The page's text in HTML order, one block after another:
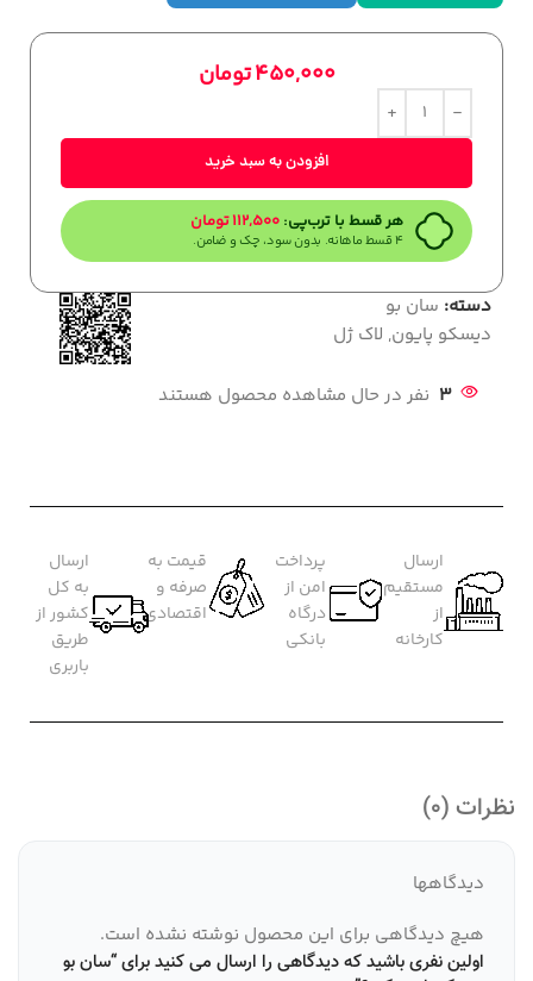
450,000تومان
افزودن به سبد خرید
هر قسط با ترب‌پی: 112,500تومان
۴ قسط ماهانه. بدون سود، چک و ضامن.
دسته: سان بو
دیسکو پایون, لاک ژل
3 نفر در حال مشاهده محصول هستند
ارسال
مستقیم
از
کارخانه
پرداخت
امن از
درگاه
بانکی
قیمت به
صرفه و
اقتصادی
ارسال
به کل
کشور از
طریق
باربری
نظرات (0)
دیدگاهها
هیچ دیدگاهی برای این محصول نوشته نشده است.
اولین نفری باشید که دیدگاهی را ارسال می کنید برای “سان بو